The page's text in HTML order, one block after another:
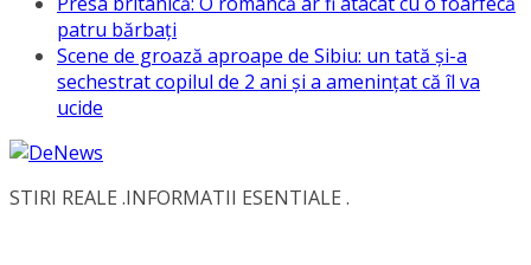
patru bărbați
Scene de groază aproape de Sibiu: un tată și-a
sechestrat copilul de 2 ani și a amenințat că îl va
ucide
STIRI REALE .INFORMATII ESENTIALE .